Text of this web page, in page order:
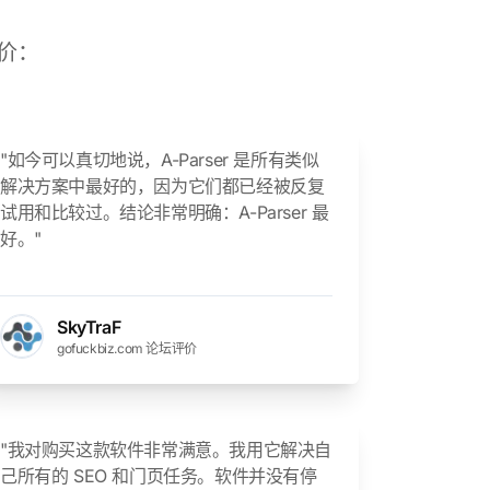
"如今可以真切地说，A-Parser 是所有类似
解决方案中最好的，因为它们都已经被反复
试用和比较过。结论非常明确：A-Parser 最
好。"
SkyTraF
gofuckbiz.com 论坛评价
"我对购买这款软件非常满意。我用它解决自
己所有的 SEO 和门页任务。软件并没有停